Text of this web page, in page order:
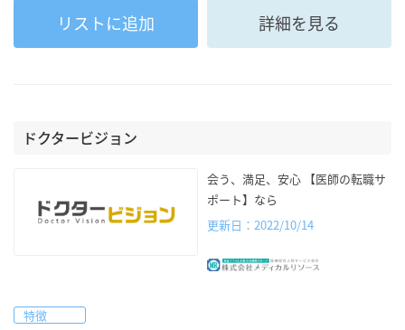
リストに追加 詳細を見る
ドクタービジョン
会う、満足、安心 【医師の転職サ
ポート】なら
更新日：2022/10/14
特徴